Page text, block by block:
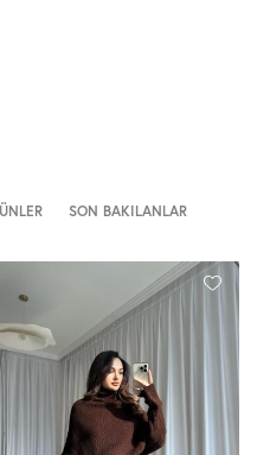
SON BAKILANLAR